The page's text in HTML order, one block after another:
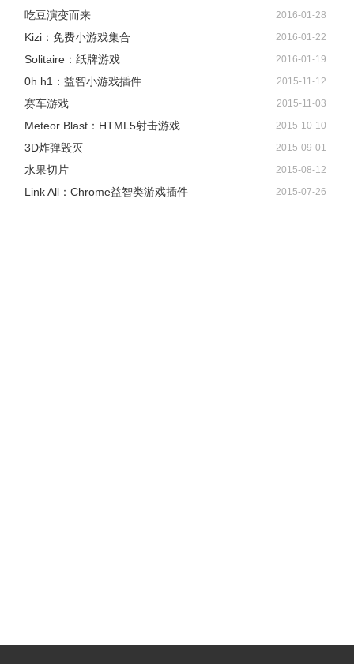
吃豆演变而来 2016-01-28
Kizi：免费小游戏集合 2016-01-22
Solitaire：纸牌游戏 2016-01-19
0h h1：益智小游戏插件 2015-11-12
赛车游戏 2015-11-03
Meteor Blast：HTML5射击游戏 2015-10-10
3D炸弹毁灭 2015-09-01
水果切片 2015-08-12
Link All：Chrome益智类游戏插件 2015-07-26